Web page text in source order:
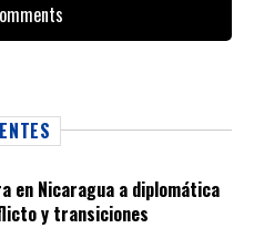
en Nicaragua a diplomática
y transiciones